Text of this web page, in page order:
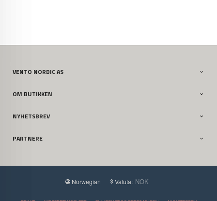
VENTO NORDIC AS
OM BUTIKKEN
NYHETSBREV
PARTNERE
Norwegian Valuta: NOK